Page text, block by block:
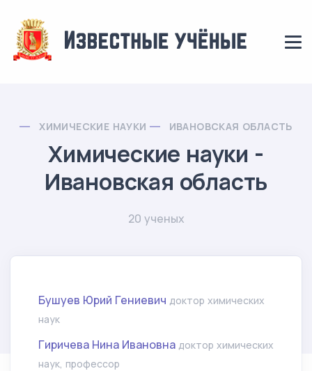
ХИМИЧЕСКИЕ НАУКИ ИВАНОВСКАЯ ОБЛАСТЬ
Химические науки -
Ивановская область
20 ученых
Бушуев Юрий Гениевич доктор химических
наук
Гиричева Нина Ивановна доктор химических
наук, профессор